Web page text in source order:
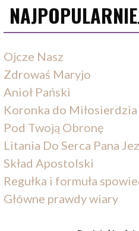
Ojcze Nasz
Zdrowaś Maryjo
Anioł Pański
Koronka do
Pod Twoją Obronę
Litania Do Serca Pana
Skład Apostolski
Regułka i formuła
Główne prawdy wiary